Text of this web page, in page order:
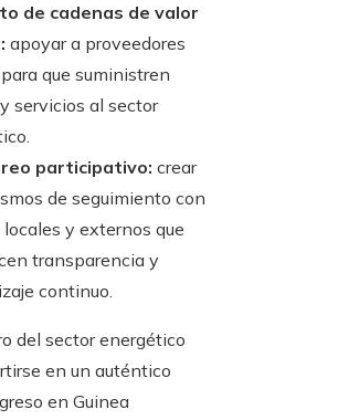
de cadenas de valor
apoyar a proveedores
que suministren
servicios al sector
participativo: crear
de seguimiento con
y externos que
transparencia y
continuo.
del sector energético
en un auténtico
en Guinea